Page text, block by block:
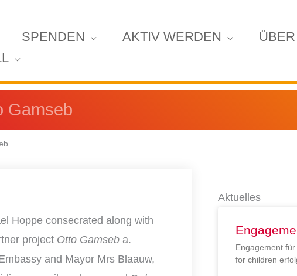
SPENDEN AKTIV WERDEN
Gamseb
Hoppe consecrated along with
project Otto Gamseb a.
and Mayor Mrs Blaauw,
Aktuelles
Engagement
for children